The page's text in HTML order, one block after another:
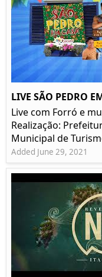
LIVE SÃO PEDRO
Live com Forró e
Realização:
Municipal de
Added June 29, 2021